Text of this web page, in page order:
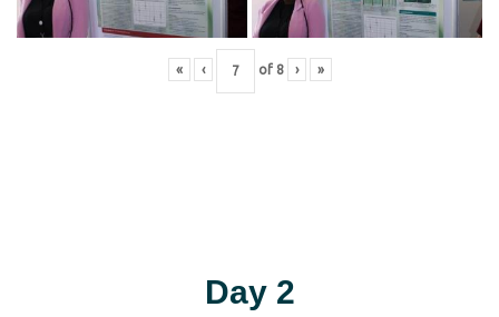
« ‹ of 8 › »
Day 2